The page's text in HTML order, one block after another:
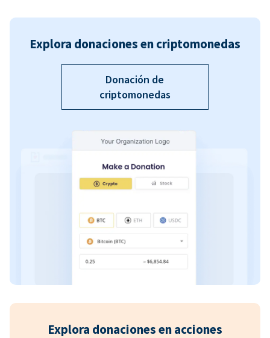
Explora donaciones en criptomonedas
Donación de
criptomonedas
Explora donaciones en acciones